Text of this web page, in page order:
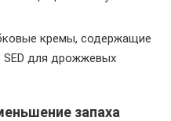
кремы, содержащие
SED для дрожжевых
запаха